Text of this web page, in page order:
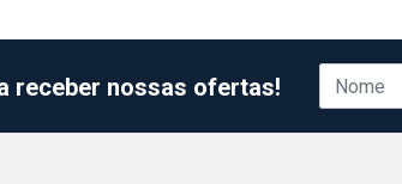
receber nossas ofertas!